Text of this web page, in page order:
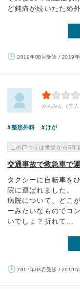
ど鈍痛が続いたため
2019年08月受診 / 2019年
みんみん（本人
整形外科 けが
この口コミは受診から5年
交通事故で救急車で
タクシーに自転車を
院に運ばれました。
病院について、どこ
ーみたいなものでコ
いでしょ？折れて...
2017年03月受診 / 2019年